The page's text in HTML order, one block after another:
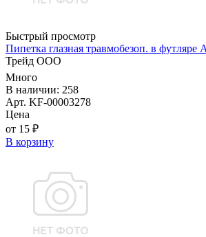
Быстрый просмотр
Пипетка глазная травмобезоп. в
Трейд ООО
Много
В наличии: 258
Арт. KF-00003278
Цена
от 15 ₽
В корзину